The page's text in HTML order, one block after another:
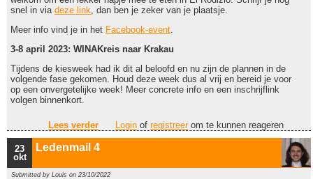
snel in via deze link, dan ben je zeker van je plaatsje.
Meer info vind je in het Facebook-event.
3-8 april 2023: WINAKreis naar Krakau
Tijdens de kiesweek had ik dit al beloofd en nu zijn de plannen in de
volgende fase gekomen. Houd deze week dus al vrij en bereid je voor
op een onvergetelijke week! Meer concrete info en een inschrijflink
volgen binnenkort.
Lees verder over Ledenmail 5
Login of registreerom te kunnen reageren
23
okt
Ledenmail 4
Submitted by Louis on 23/10/2022